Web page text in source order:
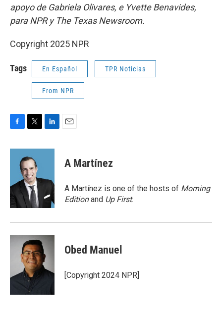
apoyo de Gabriela Olivares, e Yvette Benavides,
para NPR y The Texas Newsroom.
Copyright 2025 NPR
Tags En Español TPR Noticias
From NPR
c
o
k
i
t
t
e
r
n
d
n
A Martínez
A Martínez is one of the hosts of Morning
Editionand Up First.
Obed Manuel
[Copyright 2024 NPR]